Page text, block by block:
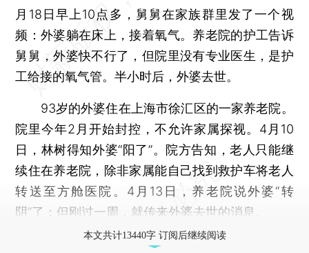
月18日早上10点多，舅舅在家族群里发了一个视
频：外婆躺在床上，接着氧气。养老院的护工告诉
舅舅，外婆快不行了，但院里没有专业医生，是护
工给接的氧气管。半小时后，外婆去世。
93岁的外婆住在上海市徐汇区的一家养老院。
院里今年2月开始封控，不允许家属探视。4月10
日，林树得知外婆“阳了”。院方告知，老人只能继
续住在养老院，除非家属能自己找到救护车将老人
转送至方舱医院。4月13日，养老院说外婆“转
阴”了；但刚过一周，就传来外婆去世的消息。
本文共计13440字 订阅后继续阅读